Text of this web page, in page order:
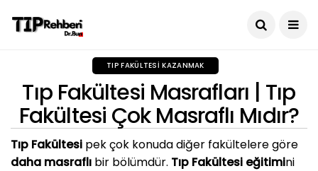
TIP FAKÜLTESI KAZANMAK
Tıp Fakültesi Masrafları | Tıp
Fakültesi Çok Masraflı Mıdır?
Tıp Fakültesi pek çok konuda diğer fakültelere göre
daha masraflı bir bölümdür. Tıp Fakültesi eğitimini